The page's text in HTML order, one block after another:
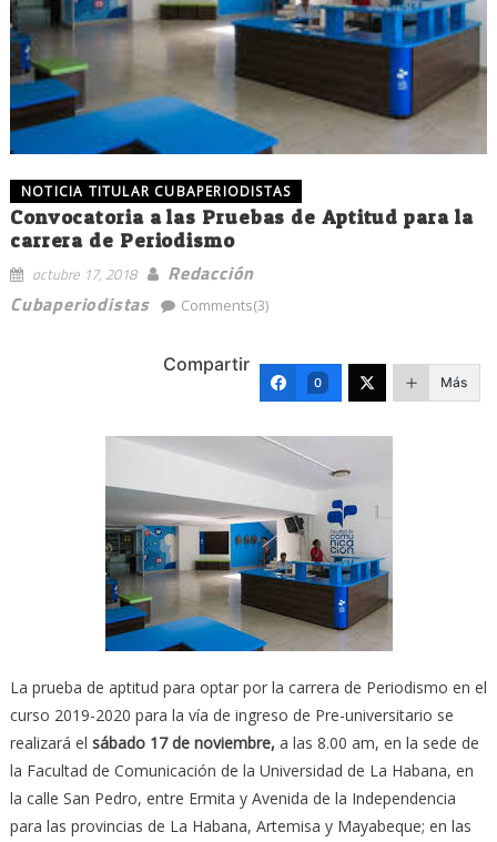
NOTICIA TITULAR CUBAPERIODISTAS
Convocatoria a las Pruebas de Aptitud para la
carrera de Periodismo
octubre 17, 2018
Redacción
Cubaperiodistas
Comments(3)
Compartir
0 Más
La prueba de aptitud para optar por la carrera de Periodismo en el
curso 2019-2020 para la vía de ingreso de Pre-universitario se
realizará el sábado 17 de noviembre, a las 8.00 am, en la sede de
la Facultad de Comunicación de la Universidad de La Habana, en
la calle San Pedro, entre Ermita y Avenida de la Independencia
para las provincias de La Habana, Artemisa y Mayabeque; en las